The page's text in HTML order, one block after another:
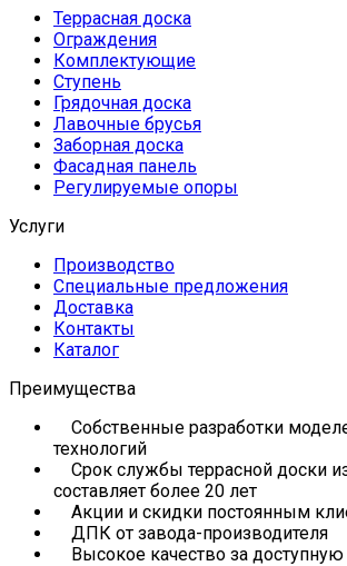
Террасная доска
Ограждения
Комплектующие
Ступень
Грядочная доска
Лавочные брусья
Заборная доска
Фасадная панель
Регулируемые опоры
Услуги
Производство
Специальные предложения
Доставка
Контакты
Каталог
Преимущества
Собственные разработки
технологий
Срок службы террасной доски
составляет более 20 лет
Акции и скидки постоянным
ДПК от завода-производителя
Высокое качество за